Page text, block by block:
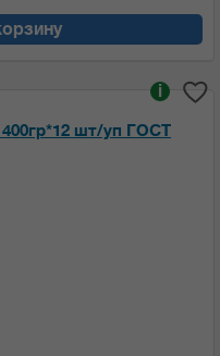
шт/уп ГОСТ
i